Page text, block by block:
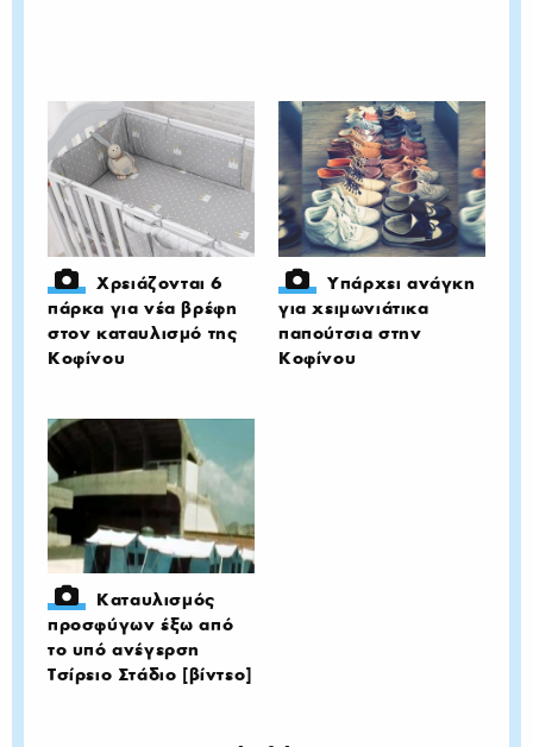
Χρειάζονται 6
πάρκα για νέα βρέφη
στον καταυλισμό της
Κοφίνου
Υπάρχει ανάγκη
για χειμωνιάτικα
παπούτσια στην
Κοφίνου
Καταυλισμός
προσφύγων έξω από
το υπό ανέγερση
Τσίρειο Στάδιο [βίντεο]